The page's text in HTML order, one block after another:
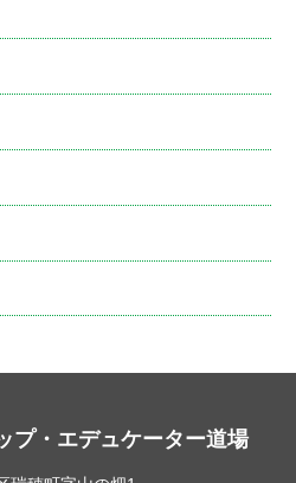
プ・エデュケーター道場